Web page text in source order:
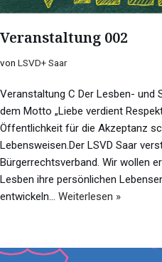
Veranstaltung 002
von LSVD+ Saar
Veranstaltung C Der Lesben- und
dem Motto „Liebe verdient
Öffentlichkeit für die Akzeptanz
Lebensweisen.Der LSVD Saar
Bürgerrechtsverband. Wir wollen
Lesben ihre persönlichen
entwickeln… Weiterlesen »